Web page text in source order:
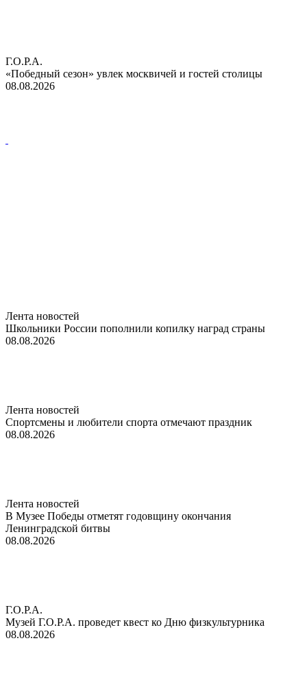
Г.О.Р.А.
«Победный сезон» увлек москвичей и гостей столицы
08.08.2026
Лента новостей
Школьники России пополнили копилку наград страны
08.08.2026
Лента новостей
Спортсмены и любители спорта отмечают праздник
08.08.2026
Лента новостей
В Музее Победы отметят годовщину окончания
Ленинградской битвы
08.08.2026
Г.О.Р.А.
Музей Г.О.Р.А. проведет квест ко Дню физкультурника
08.08.2026